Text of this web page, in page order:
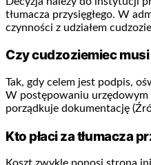
tłumacza przysięgłego. W
czynności z udziałem
Czy cudzoziemiec
Tak, gdy celem jest podpis,
W postępowaniu urzędowym
porządkuje dokumentację
Kto płaci za tłumacza